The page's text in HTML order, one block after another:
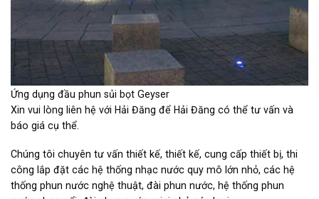
Ứng dụng đầu phun sủi bọt Geyser
Xin vui lòng liên hệ với Hải Đăng để Hải Đăng có thể tư vấn và
báo giá cụ thể.
Chúng tôi chuyên tư vấn thiết kế, thiết kế, cung cấp thiết bị, thi
công lắp đặt các hệ thống nhạc nước quy mô lớn nhỏ, các hệ
thống phun nước nghệ thuật, đài phun nước, hệ thống phun